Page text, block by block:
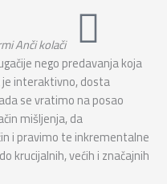
Anči kolači
nego predavanja koja
interaktivno, dosta
se vratimo na posao
mišljenja, da
i pravimo te inkrementalne
krucijalnih, većih i značajnih